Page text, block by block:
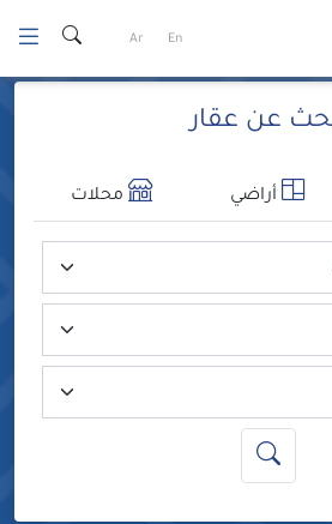
En
Ar
عن عقار
أراضي محلات